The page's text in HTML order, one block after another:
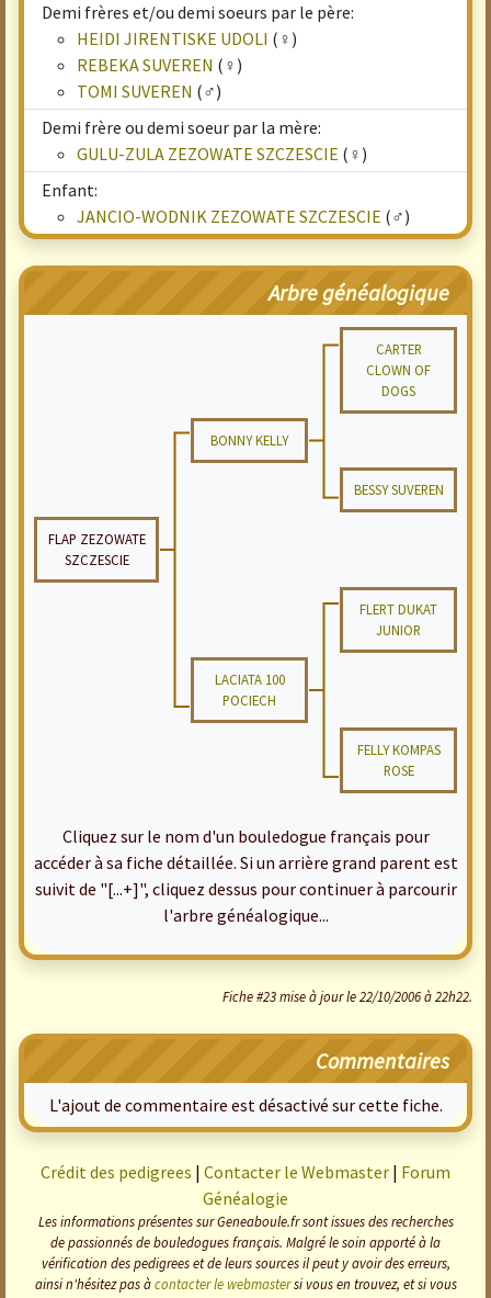
Demi frères et/ou demi soeurs par le père:
HEIDI JIRENTISKE UDOLI (♀)
REBEKA SUVEREN (♀)
TOMI SUVEREN (♂)
Demi frère ou demi soeur par la mère:
GULU-ZULA ZEZOWATE SZCZESCIE (♀)
Enfant:
JANCIO-WODNIK ZEZOWATE SZCZESCIE (♂)
Arbre généalogique
CARTER
CLOWN OF
DOGS
BONNY KELLY
BESSY SUVEREN
FLAP ZEZOWATE
SZCZESCIE
FLERT DUKAT
JUNIOR
LACIATA 100
POCIECH
FELLY KOMPAS
ROSE
Cliquez sur le nom d'un bouledogue français pour
accéder à sa fiche détaillée. Si un arrière grand parent est
suivit de "[...+]", cliquez dessus pour continuer à parcourir
l'arbre généalogique...
Fiche #23 mise à jour le 22/10/2006 à 22h22.
Commentaires
L'ajout de commentaire est désactivé sur cette fiche.
Crédit des pedigrees | Contacter le Webmaster | Forum
Généalogie
Les informations présentes sur Geneaboule.fr sont issues des recherches
de passionnés de bouledogues français. Malgré le soin apporté à la
vérification des pedigrees et de leurs sources il peut y avoir des erreurs,
ainsi n'hésitez pas àcontacter le webmastersi vous en trouvez, et si vous